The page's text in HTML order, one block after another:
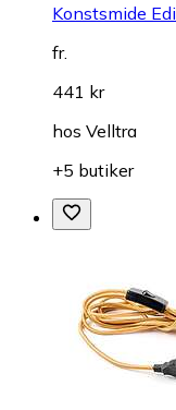
Konstsmide
fr.
441 kr
hos Velltra
+5 butiker